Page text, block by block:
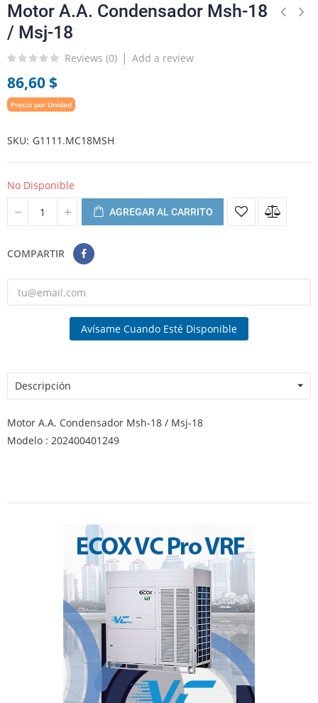
Motor A.A. Condensador Msh-18
/ Msj-18
Reviews (0) Add a review
86,60 $
Precio por Unidad
SKU G1111.MC18MSH
No Disponible
AGREGAR AL CARRITO
COMPARTIR
Avísame Cuando Esté Disponible
Descripción
Motor A.A. Condensador Msh-18 / Msj-18
Modelo : 202400401249